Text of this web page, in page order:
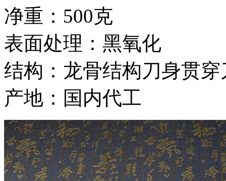
净重：500克
表面处理：黑氧化
结构：龙骨结构刀身贯
产地：国内代工